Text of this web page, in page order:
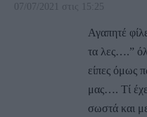
07/07/2021 στις 15:25
Αγαπητέ
τα λες….”
είπες όμως
μας…. Τί
σωστά και